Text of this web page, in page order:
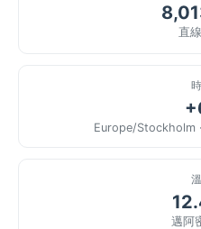
直
Europe/Stockholm
邁阿